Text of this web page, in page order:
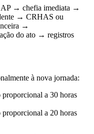
→ chefia imediata →
→ CRHAS ou
→
do ato → registros
à nova jornada:
proporcional a 30 horas
proporcional a 20 horas